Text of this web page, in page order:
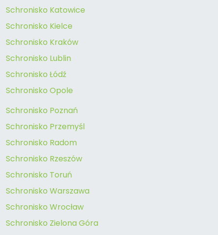
Schronisko Katowice
Schronisko Kielce
Schronisko Kraków
Schronisko Lublin
Schronisko Łódź
Schronisko Opole
Schronisko Poznań
Schronisko Przemyśl
Schronisko Radom
Schronisko Rzeszów
Schronisko Toruń
Schronisko Warszawa
Schronisko Wrocław
Schronisko Zielona Góra